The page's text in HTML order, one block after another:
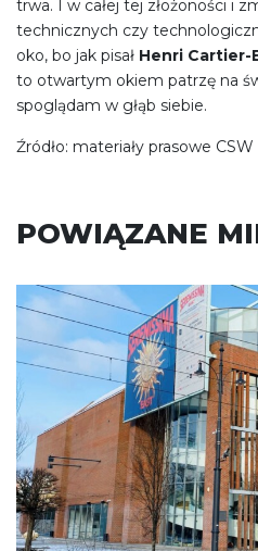
trwa. I w całej tej złożoności i
technicznych czy
oko, bo jak pisał Henri Cartier-
to otwartym okiem patrzę na
spoglądam w głąb siebie.
Źródło: materiały prasowe
POWIĄZANE